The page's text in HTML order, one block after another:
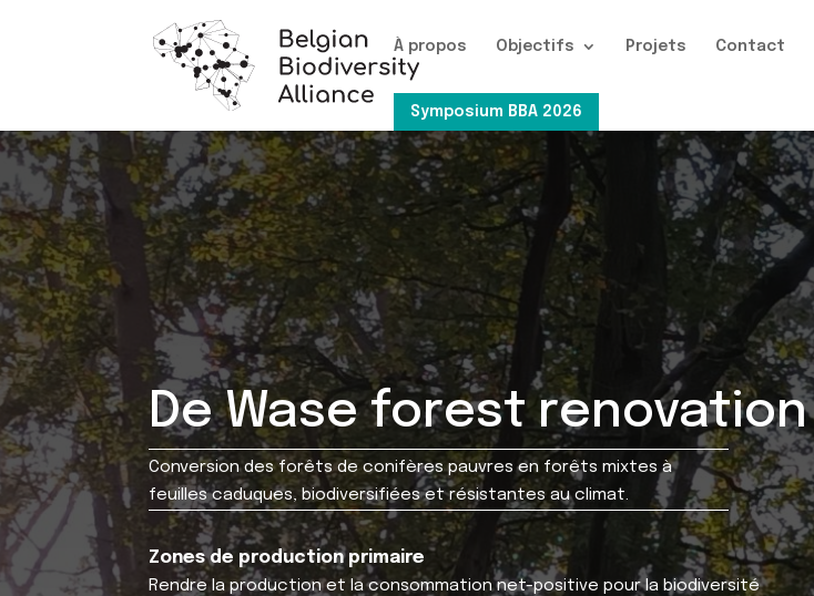
À propos Objectifs Projets Contact
Symposium BBA 2026
De Wase forest renovation
Conversion des forêts de conifères pauvres en forêts mixtes à
feuilles caduques, biodiversifiées et résistantes au climat.
Zones de production primaire
Rendre la production et la consommation net-positive pour la biodiversité